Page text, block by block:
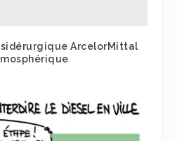
sidérurgique ArcelorMittal